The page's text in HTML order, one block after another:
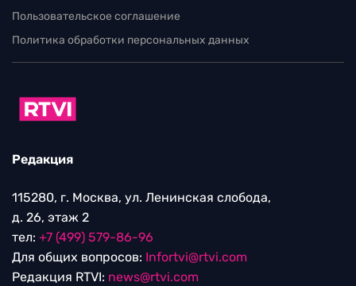
Пользовательское соглашение
Политика обработки персональных данных
Редакция
115280, г. Москва, ул. Ленинская слобода,
д. 26, этаж 2
тел: +7 (499) 579-86-96
Для общих вопросов: Infortvi@rtvi.com
Редакция RTVI: news@rtvi.com